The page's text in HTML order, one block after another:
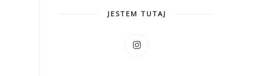
JESTEM TUTAJ